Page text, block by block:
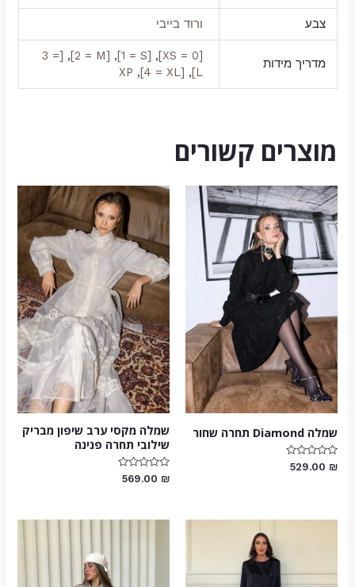
צבע ורוד בייבי
מדריך מידות
[0 = XS]
,
[1 = S]
,
[2 = M]
,
[3 =
L]
,
[4 = XL]
,
XP
מוצרים קשורים
שמלה Diamond תחרה שחור
דורג
0
529.00 ₪
שמלה מקסי ערב שיפון מבריק
שילובי תחרה פנינה
דורג
0
569.00 ₪